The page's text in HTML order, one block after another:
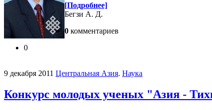
[Подробнее]
Бегзи А. Д.
0 комментариев
0
9 декабря 2011 Центральная Азия. Наука
Конкурс молодых ученых "Азия -